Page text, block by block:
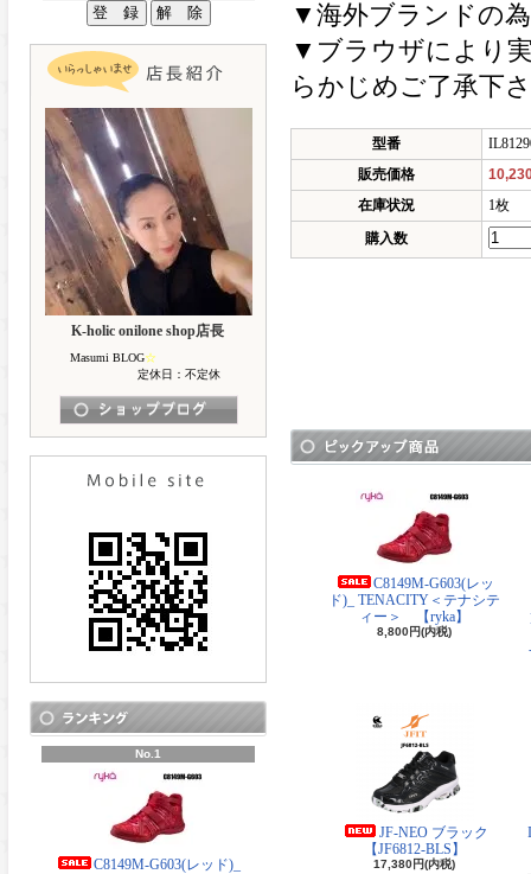
K-holic onilone shop店長
Masumi BLOG☆
定休日：不定休
No.1
C8149M-G603(レッド)_
▼海外ブランドの
▼ブラウザにより
らかじめご了承下
型番
販売価格
在庫状況
1枚
購入数
C8149M-G603(レッ
ド)_ TENACITY＜テナシテ
ィー＞ 【ryka】
8,800円(内税)
JF-NEO ブラック
【JF6812-BLS】
17,380円(内税)